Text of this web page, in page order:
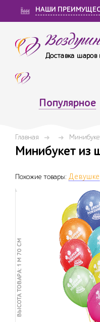
НАШИ
Доставка
Популярное
Главная
Минибукет из
Похожие товары: Девушке
ВЫСОТА ТОВАРА: 1 М 70 СМ